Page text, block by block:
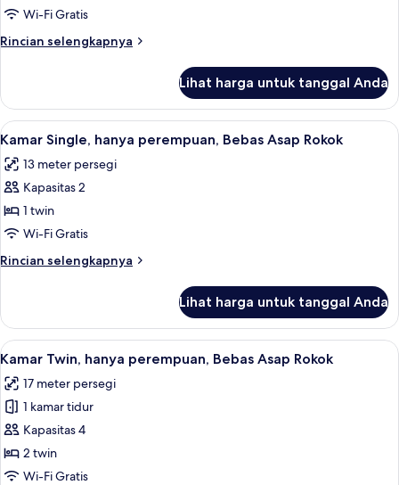
Superior,
Asap
Wi-Fi Gratis
Rincian selengkapnya
Rincian
Kamar
Twin
Superior,
Asap
Rokok
Lihat harga untuk tanggal Anda
Lihat
semua
foto
untuk
Kamar
Single,
hanya
perempuan,
Asap
Rokok
Tirai kedap cahaya, Wi-Fi gratis, dan
4
Kamar Single, hanya perempuan, Bebas Asap Rokok
13 meter persegi
Kapasitas 2
1 twin
Wi-Fi Gratis
Rincian selengkapnya
Rincian
Kamar
Single,
hanya
Bebas
Asap
Rokok
Lihat harga untuk tanggal Anda
Lihat
semua
foto
untuk
Kamar
Twin,
hanya
Tirai kedap cahaya, Wi-Fi gratis, dan
4
Kamar Twin, hanya perempuan, Bebas Asap Rokok
17 meter persegi
1 kamar tidur
Kapasitas 4
2 twin
Wi-Fi Gratis